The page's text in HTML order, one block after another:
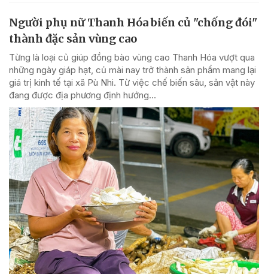
Người phụ nữ Thanh Hóa biến củ "chống đói"
thành đặc sản vùng cao
Từng là loại củ giúp đồng bào vùng cao Thanh Hóa vượt qua
những ngày giáp hạt, củ mài nay trở thành sản phẩm mang lại
giá trị kinh tế tại xã Pù Nhi. Từ việc chế biến sâu, sản vật này
đang được địa phương định hướng...